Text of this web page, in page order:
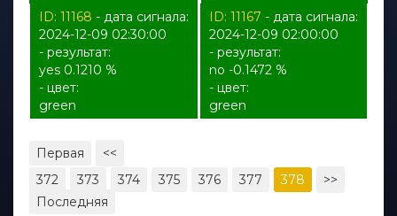
ID: 11168 - дата сигнала:
2024-12-09 02:30:00
- результат:
yes 0.1210 %
- цвет:
green
ID: 11167 - дата сигнала:
2024-12-09 02:00:00
- результат:
no -0.1472 %
- цвет:
green
Первая
<<
372
373 374 375 376 377 378
>>
Последняя